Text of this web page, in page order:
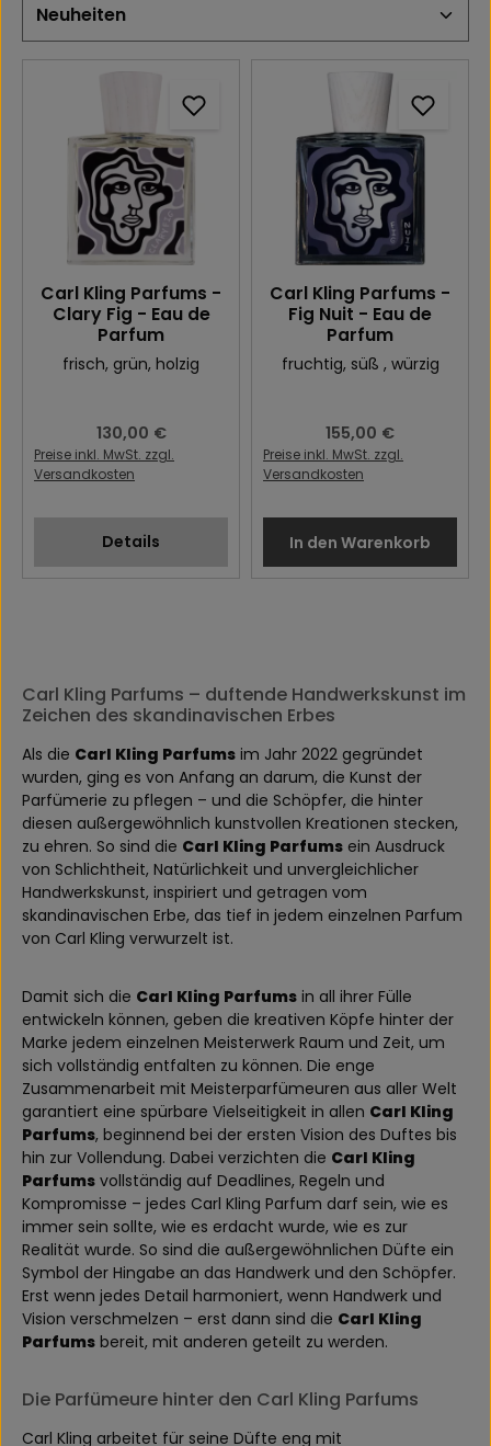
Carl Kling Parfums -
Clary Fig - Eau de
Parfum
frisch, grün, holzig
Regulärer Preis:
130,00 €
Preise inkl. MwSt. zzgl.
Versandkosten
Details
Carl Kling Parfums -
Fig Nuit - Eau de
Parfum
fruchtig, süß , würzig
Regulärer Preis:
155,00 €
Preise inkl. MwSt. zzgl.
Versandkosten
In den Warenkorb
Carl Kling Parfums – duftende Handwerkskunst im
Zeichen des skandinavischen Erbes
Als die Carl Kling Parfums im Jahr 2022 gegründet
wurden, ging es von Anfang an darum, die Kunst der
Parfümerie zu pflegen – und die Schöpfer, die hinter
diesen außergewöhnlich kunstvollen Kreationen stecken,
zu ehren. So sind die Carl Kling Parfums ein Ausdruck
von Schlichtheit, Natürlichkeit und unvergleichlicher
Handwerkskunst, inspiriert und getragen vom
skandinavischen Erbe, das tief in jedem einzelnen Parfum
von Carl Kling verwurzelt ist.
Damit sich die Carl Kling Parfums in all ihrer Fülle
entwickeln können, geben die kreativen Köpfe hinter der
Marke jedem einzelnen Meisterwerk Raum und Zeit, um
sich vollständig entfalten zu können. Die enge
Zusammenarbeit mit Meisterparfümeuren aus aller Welt
garantiert eine spürbare Vielseitigkeit in allen Carl Kling
Parfums, beginnend bei der ersten Vision des Duftes bis
hin zur Vollendung. Dabei verzichten die Carl Kling
Parfums vollständig auf Deadlines, Regeln und
Kompromisse – jedes Carl Kling Parfum darf sein, wie es
immer sein sollte, wie es erdacht wurde, wie es zur
Realität wurde. So sind die außergewöhnlichen Düfte ein
Symbol der Hingabe an das Handwerk und den Schöpfer.
Erst wenn jedes Detail harmoniert, wenn Handwerk und
Vision verschmelzen – erst dann sind die Carl Kling
Parfums bereit, mit anderen geteilt zu werden.
Die Parfümeure hinter den Carl Kling Parfums
Carl Kling arbeitet für seine Düfte eng mit